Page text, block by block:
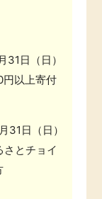
日（日）
円以上寄付
31日（日）
さとチョイ